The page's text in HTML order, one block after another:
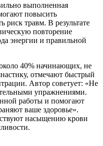
выполненная
повысить
риск травм. В результате
повторение
энергии и правильной
около 40% начинающих, не
отмечают быстрый
Автор советует: «Не
упражнениями.
работы и помогают
ваше здоровье».
насыщению крови